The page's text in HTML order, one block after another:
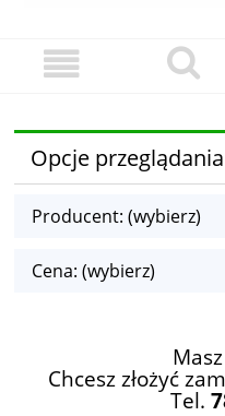
Opcje przeglądania
Producent: (wybierz)
Cena: (wybierz)
Chcesz złożyć
Tel.